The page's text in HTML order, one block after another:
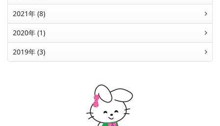
2021年 (8)
2020年 (1)
2019年 (3)